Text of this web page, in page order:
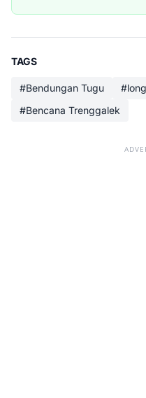
TAGS
#Bendungan Tugu
#Bencana Trenggalek